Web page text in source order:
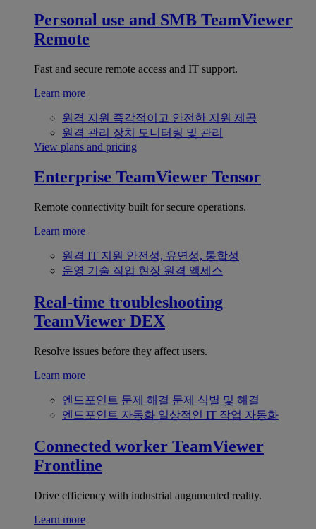
Personal use and SMB TeamViewer
Remote
Fast and secure remote access and IT support.
Learn more
원격 지원 즉각적이고 안전한 지원 제공
원격 관리 장치 모니터링 및 관리
View plans and pricing
Enterprise TeamViewer Tensor
Remote connectivity built for secure operations.
Learn more
원격 IT 지원 안전성, 유연성, 통합성
운영 기술 작업 현장 원격 액세스
Real-time troubleshooting
TeamViewer DEX
Resolve issues before they affect users.
Learn more
엔드포인트 문제 해결 문제 식별 및 해결
엔드포인트 자동화 일상적인 IT 작업 자동화
Connected worker TeamViewer
Frontline
Drive efficiency with industrial augumented reality.
Learn more